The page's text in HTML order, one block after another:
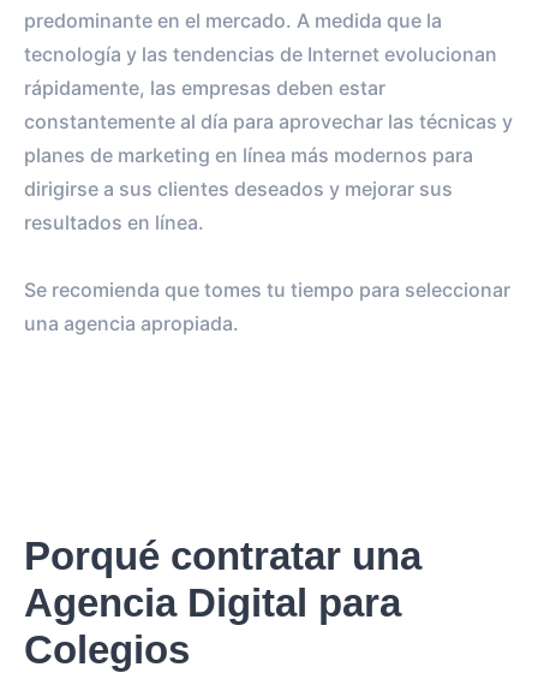
predominante en el mercado. A medida que la
tecnología y las tendencias de Internet evolucionan
rápidamente, las empresas deben estar
constantemente al día para aprovechar las técnicas y
planes de marketing en línea más modernos para
dirigirse a sus clientes deseados y mejorar sus
resultados en línea.
Se recomienda que tomes tu tiempo para seleccionar
una agencia apropiada.
Porqué contratar una
Agencia Digital para
Colegios